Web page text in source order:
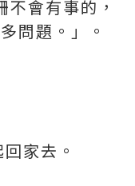
會有事的，
問題。」。
家去。